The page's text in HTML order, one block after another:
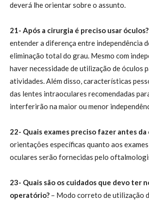
deverá lhe orientar sobre o assunto.
21- Após a cirurgia é preciso usar óculos?
entender a diferença entre independência
eliminação total do grau. Mesmo com
haver necessidade de utilização de óculos
atividades. Além disso, características
das lentes intraoculares recomendadas
interferirão na maior ou menor
22- Quais exames preciso fazer antes da
orientações específicas quanto aos
oculares serão fornecidas pelo
23- Quais são os cuidados que devo ter
operatório? – Modo correto de utilização